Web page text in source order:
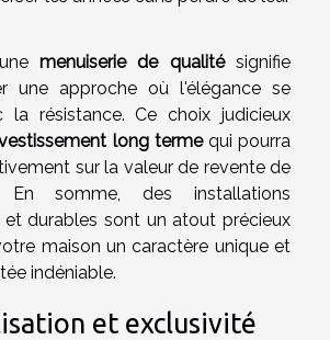
menuiserie de qualitésignifie
une approche où l'élégance se
la résistance. Ce choix judicieux
long termequi pourra
sur la valeur de revente de
somme, des installations
et durables sont un atout précieux
maison un caractère unique et
indéniable.
et exclusivité